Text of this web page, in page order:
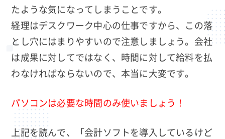
たような気になってしまうことです。
経理はデスクワーク中心の仕事ですから、この落
とし穴にはまりやすいので注意しましょう。会社
は成果に対してではなく、時間に対して給料を払
わなければならないので、本当に大変です。
パソコンは必要な時間のみ使いましょう！
上記を読んで、「会計ソフトを導入しているけど